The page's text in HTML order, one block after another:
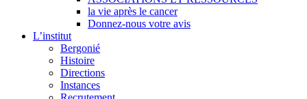
la vie après le cancer
Donnez-nous votre avis
L’institut
Bergonié
Histoire
Directions
Instances